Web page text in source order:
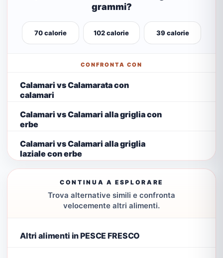
grammi?
70 calorie 102 calorie 39 calorie
CONFRONTA CON
Calamari vs Calamarata con
calamari
Calamari vs Calamari alla griglia con
erbe
Calamari vs Calamari alla griglia
laziale con erbe
CONTINUA A ESPLORARE
Trova alternative simili e confronta
velocemente altri alimenti.
Altri alimenti in PESCE FRESCO